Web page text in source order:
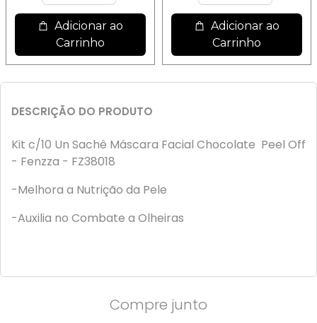
Adicionar ao
Carrinho
Adicionar ao
Carrinho
DESCRIÇÃO DO PRODUTO
Kit c/10 Un Sachê Máscara Facial Chocolate Peel Off
- Fenzza - FZ38018
-Melhora a Nutrição da Pele
-Auxilia no Combate a Olheiras
Compre junto